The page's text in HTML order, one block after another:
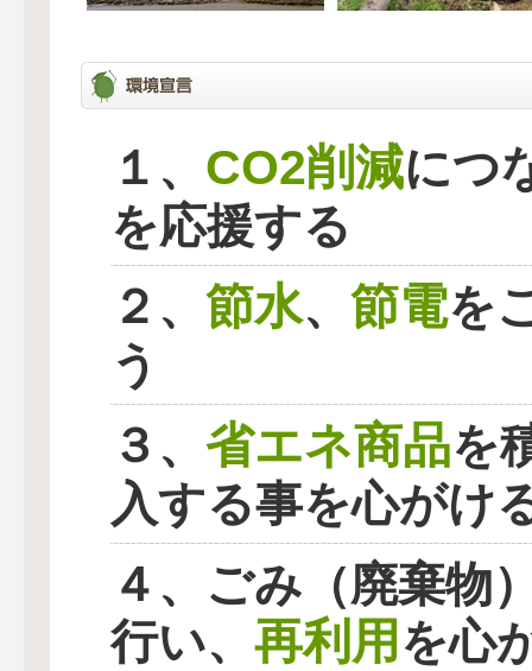
１、 CO2削減につ
を応援する
２、 節水、 節電を
う
３、 省エネ商品を
入する事を心がけ
４、ごみ（廃棄物
行い、 再利用を心